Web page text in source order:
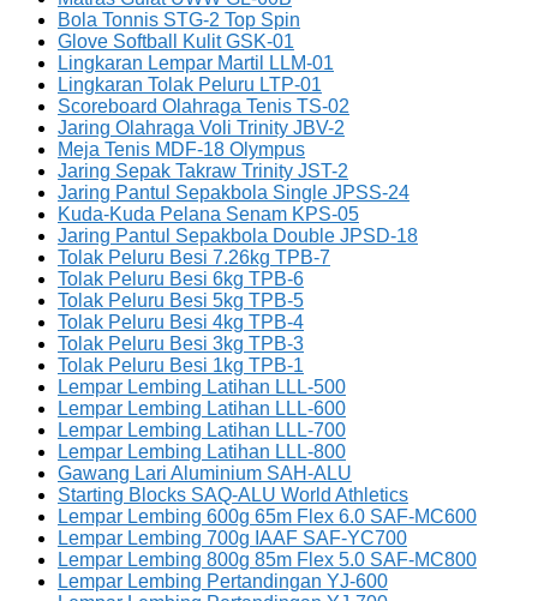
Bola Tonnis STG-2 Top Spin
Glove Softball Kulit GSK-01
Lingkaran Lempar Martil LLM-01
Lingkaran Tolak Peluru LTP-01
Scoreboard Olahraga Tenis TS-02
Jaring Olahraga Voli Trinity JBV-2
Meja Tenis MDF-18 Olympus
Jaring Sepak Takraw Trinity JST-2
Jaring Pantul Sepakbola Single JPSS-24
Kuda-Kuda Pelana Senam KPS-05
Jaring Pantul Sepakbola Double JPSD-18
Tolak Peluru Besi 7.26kg TPB-7
Tolak Peluru Besi 6kg TPB-6
Tolak Peluru Besi 5kg TPB-5
Tolak Peluru Besi 4kg TPB-4
Tolak Peluru Besi 3kg TPB-3
Tolak Peluru Besi 1kg TPB-1
Lempar Lembing Latihan LLL-500
Lempar Lembing Latihan LLL-600
Lempar Lembing Latihan LLL-700
Lempar Lembing Latihan LLL-800
Gawang Lari Aluminium SAH-ALU
Starting Blocks SAQ-ALU World Athletics
Lempar Lembing 600g 65m Flex 6.0 SAF-MC600
Lempar Lembing 700g IAAF SAF-YC700
Lempar Lembing 800g 85m Flex 5.0 SAF-MC800
Lempar Lembing Pertandingan YJ-600